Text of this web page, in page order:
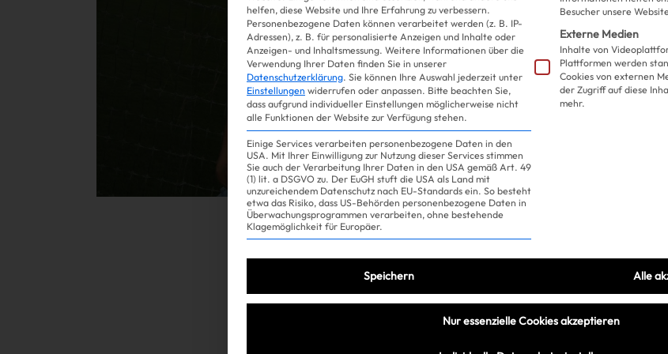
Experience
Baby Bieber an
helfen, diese Website und Ihre Erfahrung zu verbessern.
Personenbezogene Daten können verarbeitet werden (z. B. IP-
Adressen), z. B. für personalisierte Anzeigen und Inhalte oder
Anzeigen- und Inhaltsmessung. Weitere Informationen über die
Verwendung Ihrer Daten finden Sie in unserer
Datenschutzerklärung. Sie können Ihre Auswahl jederzeit unter
Einstellungen widerrufen oder anpassen. Bitte beachten Sie,
dass aufgrund individueller Einstellungen möglicherweise nicht
alle Funktionen der Website zur Verfügung stehen.
Einige Services verarbeiten personenbezogene Daten in den
USA. Mit Ihrer Einwilligung zur Nutzung dieser Services stimmen
Sie auch der Verarbeitung Ihrer Daten in den USA gemäß Art. 49
(1) lit. a DSGVO zu. Der EuGH stuft die USA als Land mit
unzureichendem Datenschutz nach EU-Standards ein. So besteht
etwa das Risiko, dass US-Behörden personenbezogene Daten in
Überwachungsprogrammen verarbeiten, ohne bestehende
Klagemöglichkeit für Europäer.
Besucher unsere
Externe Medien
Inhalte von
Plattformen werden
Cookies von externen
der Zugriff auf diese
mehr.
Speichern Alle
Nur essenzielle Cookies akzeptieren